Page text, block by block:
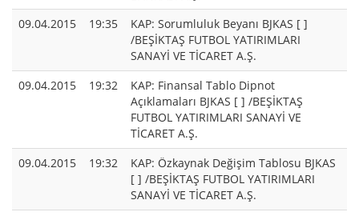
09.04.2015
19:35
KAP: Sorumluluk Beyanı BJKAS [ ]
/BEŞİKTAŞ FUTBOL YATIRIMLARI
SANAYİ VE TİCARET A.Ş.
09.04.2015
19:32
KAP: Finansal Tablo Dipnot
Açıklamaları BJKAS [ ] /BEŞİKTAŞ
FUTBOL YATIRIMLARI SANAYİ VE
TİCARET A.Ş.
09.04.2015
19:32
KAP: Özkaynak Değişim Tablosu BJKAS
[ ] /BEŞİKTAŞ FUTBOL YATIRIMLARI
SANAYİ VE TİCARET A.Ş.